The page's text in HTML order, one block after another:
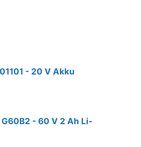
- 20 V Akku
- 60 V 2 Ah Li-